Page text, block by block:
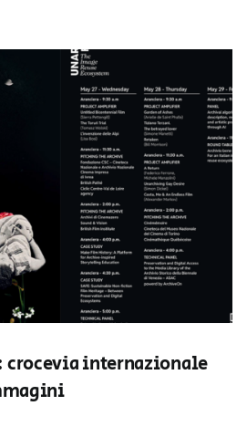
crocevia internazionale